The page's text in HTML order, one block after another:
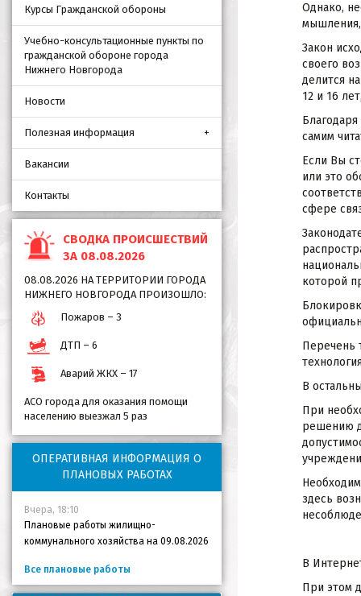
Курсы Гражданской обороны
Учебно-консультационные пункты по
гражданской обороне города
Нижнего Новгорода
Новости
Полезная информация
Вакансии
Контакты
СВОДКА ПРОИСШЕСТВИЙ
ЗА 08.08.2026
08.08.2026 НА ТЕРРИТОРИИ ГОРОДА
НИЖНЕГО НОВГОРОДА ПРОИЗОШЛО:
Пожаров – 3
ДТП – 6
Аварий ЖКХ – 17
АСО города для оказания помощи
населению выезжал 5 раз
ОПЕРАТИВНАЯ ИНФОРМАЦИЯ О
ПЛАНОВЫХ РАБОТАХ
Вчера, 18:10
Плановые работы жилищно-
коммунального хозяйства на 09.08.2026
Все плановые работы
Однако,
мышления,
Закон
своего
делится
12 и 16
самим
Если Вы
или это
сфере
которой
Перечень
В
При
решению
здесь
В
При этом